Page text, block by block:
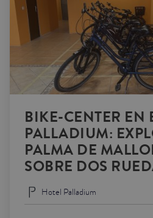
BIKE-CENTER EN
PALLADIUM:
PALMA DE
SOBRE DOS
Hotel Palladium